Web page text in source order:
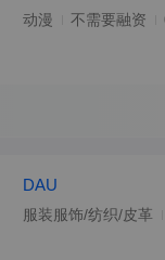
动漫 不需要融资
DAU
服装服饰/纺织/皮革